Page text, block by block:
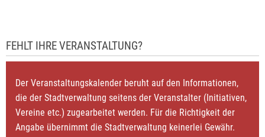
FEHLT IHRE VERANSTALTUNG?
Der Veranstaltungskalender beruht auf den Informationen,
die der Stadtverwaltung seitens der Veranstalter (Initiativen,
Vereine etc.) zugearbeitet werden. Für die Richtigkeit der
Angabe übernimmt die Stadtverwaltung keinerlei Gewähr.